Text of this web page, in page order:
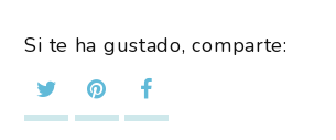
Si te ha gustado, comparte: